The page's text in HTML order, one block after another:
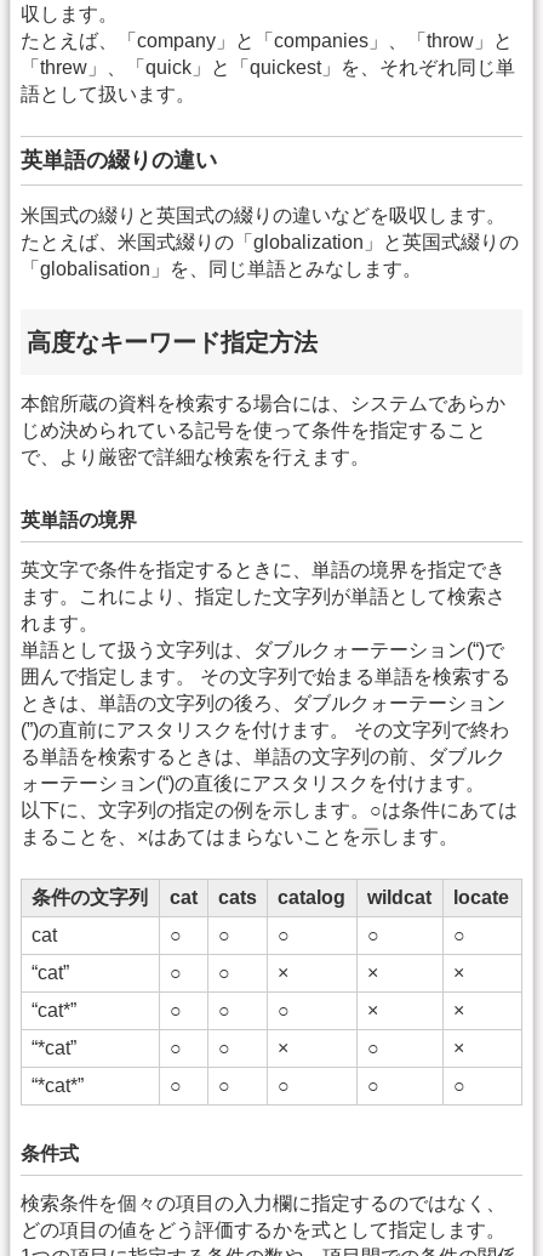
収します。
たとえば、「company」と「companies」、「throw」と
「threw」、「quick」と「quickest」を、それぞれ同じ単
語として扱います。
英単語の綴りの違い
米国式の綴りと英国式の綴りの違いなどを吸収します。
たとえば、米国式綴りの「globalization」と英国式綴りの
「globalisation」を、同じ単語とみなします。
高度なキーワード指定方法
本館所蔵の資料を検索する場合には、システムであらか
じめ決められている記号を使って条件を指定すること
で、より厳密で詳細な検索を行えます。
英単語の境界
英文字で条件を指定するときに、単語の境界を指定でき
ます。これにより、指定した文字列が単語として検索さ
れます。
単語として扱う文字列は、ダブルクォーテーション(“)で
囲んで指定します。 その文字列で始まる単語を検索する
ときは、単語の文字列の後ろ、ダブルクォーテーション
(”)の直前にアスタリスクを付けます。 その文字列で終わ
る単語を検索するときは、単語の文字列の前、ダブルク
ォーテーション(“)の直後にアスタリスクを付けます。
以下に、文字列の指定の例を示します。○は条件にあては
まることを、×はあてはまらないことを示します。
条件の文字列 cat cats catalog wildcat
locate
cat
○ ○ ○ ○
○
“cat”
○ ○ × ×
×
“cat*”
○ ○ ○ ×
×
“*cat”
○ ○ × ○
×
“*cat*”
○ ○ ○ ○ ○
条件式
検索条件を個々の項目の入力欄に指定するのではなく、
どの項目の値をどう評価するかを式として指定します。